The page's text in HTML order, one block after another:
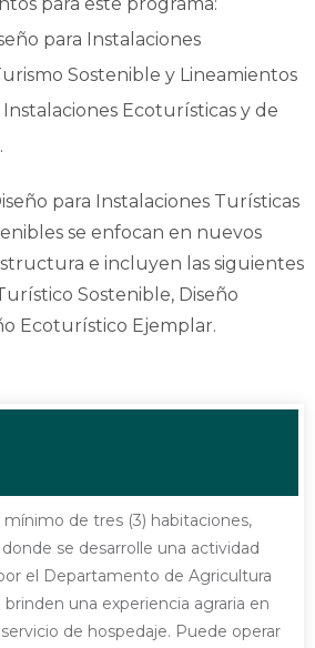
para Instalaciones
Sostenible y Lineamientos
Ecoturísticas y de
para Instalaciones Turísticas
se enfocan en nuevos
e incluyen las siguientes
Sostenible, Diseño
Ecoturístico Ejemplar.
de tres (3) habitaciones,
se desarrolle una actividad
el Departamento de Agricultura
una experiencia agraria en
de hospedaje. Puede operar